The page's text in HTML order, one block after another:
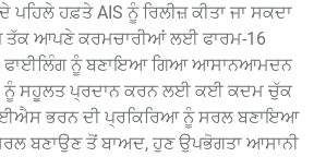
ਪਹਿਲੇ ਹਫ਼ਤੇ AIS ਨੂੰ ਰਿਲੀਜ਼ ਕੀਤਾ ਜਾ ਸਕਦਾ
ਆਪਣੇ ਕਰਮਚਾਰੀਆਂ ਲਈ ਫਾਰਮ-16
ਫਾਈਲਿੰਗ ਨੂੰ ਬਣਾਇਆ ਗਿਆ ਆਸਾਨਆਮਦਨ
ਨੂੰ ਸਹੂਲਤ ਪ੍ਰਦਾਨ ਕਰਨ ਲਈ ਕਈ ਕਦਮ ਚੁੱਕ
ਭਰਨ ਦੀ ਪ੍ਰਕਿਰਿਆ ਨੂੰ ਸਰਲ ਬਣਾਇਆ
ਬਣਾਉਣ ਤੋਂ ਬਾਅਦ, ਹੁਣ ਉਪਭੋਗਤਾ ਆਸਾਨੀ